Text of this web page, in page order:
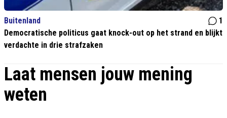
Buitenland
1
Democratische politicus gaat knock-out op het strand en blijkt
verdachte in drie strafzaken
Laat mensen jouw mening
weten